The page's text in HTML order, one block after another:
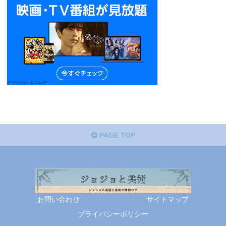
PAGE TOP
お問い合わせ
サイトマップ
プライバシーポリシー